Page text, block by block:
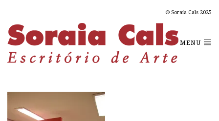
© Soraia Cals 2025
MENU